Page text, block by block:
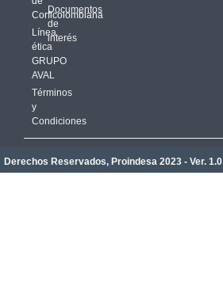
Corficolombiana
Línea
ética
GRUPO
AVAL
Términos
y
Condiciones
Documentos
de
interés
Derechos Reservados, Proindesa 2023 - Ver. 1.0